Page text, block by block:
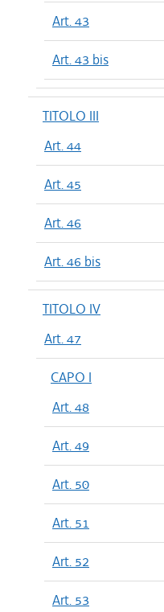
Art. 43
Art. 43 bis
TITOLO III
Art. 44
Art. 45
Art. 46
Art. 46 bis
TITOLO IV
Art. 47
CAPO I
Art. 48
Art. 49
Art. 50
Art. 51
Art. 52
Art. 53